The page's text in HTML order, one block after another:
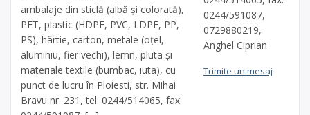
ambalaje din sticlă (albă și colorată),
PET, plastic (HDPE, PVC, LDPE, PP,
PS), hârtie, carton, metale (oțel,
aluminiu, fier vechi), lemn, pluta și
materiale textile (bumbac, iuta), cu
punct de lucru în Ploiesti, str. Mihai
Bravu nr. 231, tel: 0244/514065, fax:
0244/591087,
0729880219,
Anghel Ciprian
Trimite un mesaj